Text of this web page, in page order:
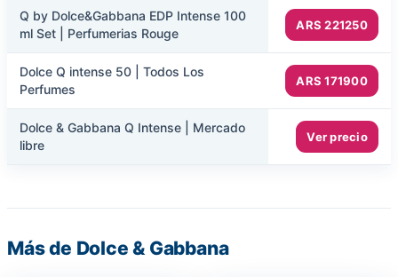
Q by Dolce&Gabbana EDP Intense 100
ml Set | Perfumerias Rouge
ARS 221250
Dolce Q intense 50 | Todos Los
Perfumes
ARS 171900
Dolce & Gabbana Q Intense | Mercado
libre
Ver precio
Más de Dolce & Gabbana